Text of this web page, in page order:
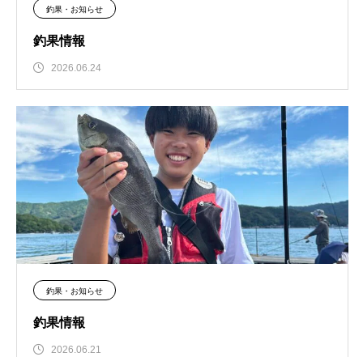
釣果・お知らせ
釣果情報
2026.06.24
釣果・お知らせ
釣果情報
2026.06.21